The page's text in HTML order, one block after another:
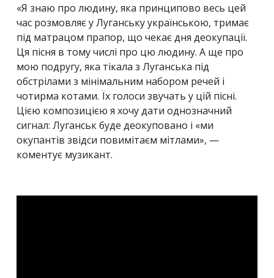
«Я знаю про людину, яка принципово весь цей
час розмовляє у Луганську українською, тримає
під матрацом прапор, що чекає дня деокупації.
Ця пісня в тому числі про цю людину. А ще про
мою подругу, яка тікала з Луганська під
обстрілами з мінімальним набором речей і
чотирма котами. Їх голоси звучать у цій пісні.
Цією композицією я хочу дати однозначний
сигнал: Луганськ буде деокуповано і «ми
окупантів звідси повимітаєм мітлами», —
коментує музикант.